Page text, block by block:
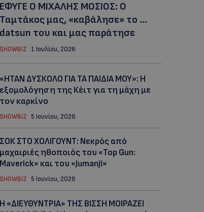
ΕΦΥΓΕ Ο ΜΙΧΑΛΗΣ ΜΟΣΙΟΣ: Ο
Ταμτάκος μας, «καβάλησε» το …
datsun του και μας παράτησε
SHOWBIZ 1 Ιουλίου, 2026
«ΗΤΑΝ ΔΥΣΚΟΛΟ ΓΙΑ ΤΑ ΠΑΙΔΙΑ ΜΟΥ»: Η
εξομολόγηση της Κέιτ για τη μάχη με
τον καρκίνο
SHOWBIZ 5 Ιουνίου, 2026
ΣΟΚ ΣΤΟ ΧΟΛΙΓΟΥΝΤ: Νεκρός από
μαχαιριές ηθοποιός του «Top Gun:
Maverick» και του «Jumanji»
SHOWBIZ 5 Ιουνίου, 2026
Η «ΔΙΕΥΘΥΝΤΡΙΑ» ΤΗΣ ΒΙΣΣΗ ΜΟΙΡΑΖΕΙ